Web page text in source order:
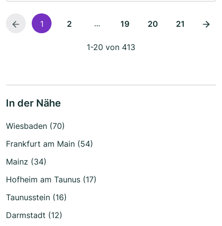
1 2 ... 19 20 21
1-20 von 413
In der Nähe
Wiesbaden (70)
Frankfurt am Main (54)
Mainz (34)
Hofheim am Taunus (17)
Taunusstein (16)
Darmstadt (12)